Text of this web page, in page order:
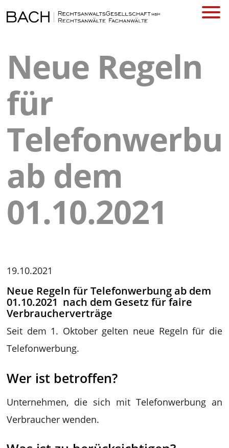
Neue Regeln
für
ab dem
01.10.2021
19.10.2021
Neue Regeln für Telefonwerbung ab dem
01.10.2021 nach dem Gesetz für faire
Verbraucherverträge
Seit dem 1. Oktober gelten neue Regeln für die
Telefonwerbung.
Wer ist betroffen?
Unternehmen, die sich mit Telefonwerbung an
Verbraucher wenden.